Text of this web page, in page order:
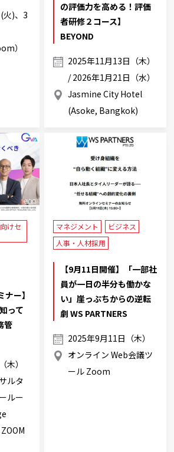
火)、3
）
の評価力を高める！評価
者研修２コース】
BEYOND
2025年11月13日（木）
/ 2026年1月21日（水）
Jasmine City Hotel
(Asoke, Bangkok)
けセ
ナー】
って
管
木）
ルタ
ルー
マネジメント
ビジネス
人事・人材採用
【9月11日開催】「一部社
員が一日の半分も働かな
い」崖っぷちからの逆転
劇 WS PARTNERS
2025年9月11日（木）
オンライン Web会議ツ
ール Zoom